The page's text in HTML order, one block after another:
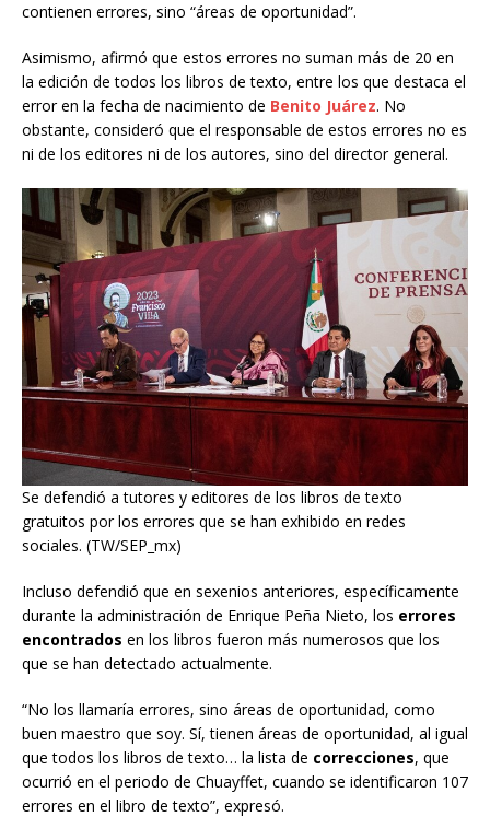
contienen errores, sino “áreas de oportunidad”.
Asimismo, afirmó que estos errores no suman más de 20 en
la edición de todos los libros de texto, entre los que destaca el
error en la fecha de nacimiento de Benito Juárez. No
obstante, consideró que el responsable de estos errores no es
ni de los editores ni de los autores, sino del director general.
Se defendió a tutores y editores de los libros de texto
gratuitos por los errores que se han exhibido en redes
sociales. (TW/SEP_mx)
Incluso defendió que en sexenios anteriores, específicamente
durante la administración de Enrique Peña Nieto, los errores
encontrados en los libros fueron más numerosos que los
que se han detectado actualmente.
“No los llamaría errores, sino áreas de oportunidad, como
buen maestro que soy. Sí, tienen áreas de oportunidad, al igual
que todos los libros de texto… la lista de correcciones, que
ocurrió en el periodo de Chuayffet, cuando se identificaron 107
errores en el libro de texto”, expresó.